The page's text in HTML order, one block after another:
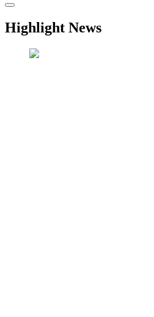
Highlight News